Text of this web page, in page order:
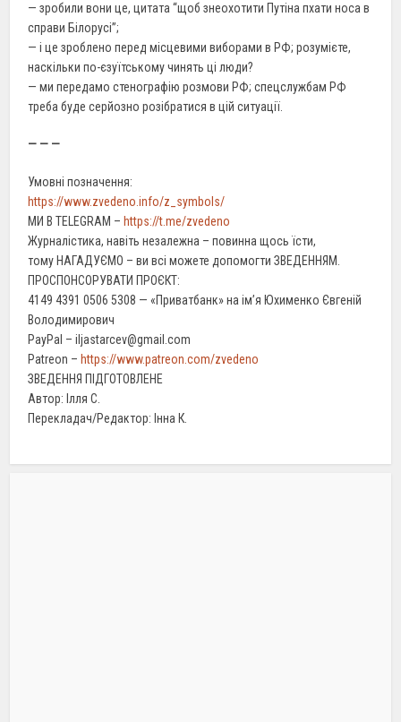
— зробили вони це, цитата “щоб знеохотити Путіна пхати носа в
справи Білорусі”;
— і це зроблено перед місцевими виборами в РФ; розумієте,
наскільки по-єзуїтському чинять ці люди?
— ми передамо стенографію розмови РФ; спецслужбам РФ
треба буде серйозно розібратися в цій ситуації.
— — —
Умовні позначення:
https://www.zvedeno.info/z_symbols/
МИ В TELEGRAM – https://t.me/zvedeno
Журналістика, навіть незалежна – повинна щось їсти,
тому НАГАДУЄМО – ви всі можете допомогти ЗВЕДЕННЯМ.
ПРОСПОНСОРУВАТИ ПРОЄКТ:
4149 4391 0506 5308 — «Приватбанк» на ім’я Юхименко Євгеній
Володимирович
PayPal – iljastarcev@gmail.com
Patreon – https://www.patreon.com/zvedeno
ЗВЕДЕННЯ ПІДГОТОВЛЕНЕ
Автор: Ілля С.
Перекладач/Редактор: Інна К.